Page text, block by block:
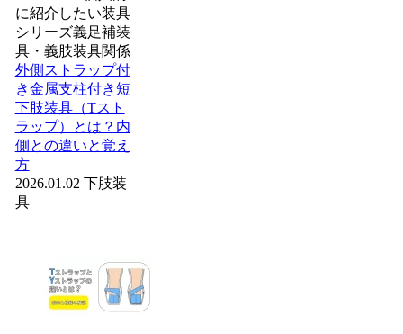
に紹介したい装具
シリーズ義足補装
具・義肢装具関係
外側ストラップ付
き金属支柱付き短
下肢装具（Tスト
ラップ）とは？内
側との違いと覚え
方
2026.01.02 下肢装
具